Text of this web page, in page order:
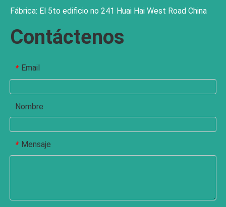
Fábrica: El 5to edificio no 241 Huai Hai West Road China
Contáctenos
* Email
Nombre
* Mensaje